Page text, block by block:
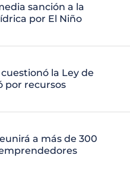
sanción a la
por El Niño
la Ley de
por recursos
a más de 300